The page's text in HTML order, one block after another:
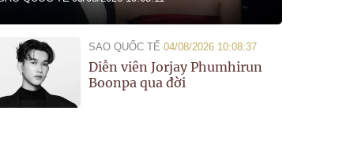
SAO QUỐC TẾ 04/08/2026 10:08:37
Diễn viên Jorjay Phumhirun
Boonpa qua đời